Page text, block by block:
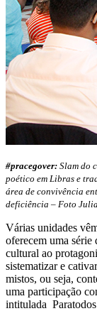
#pracegover: Slam do
poético em Libras e
área de convivência
deficiência – Foto
Várias unidades
oferecem uma
cultural ao
sistematizar e
mistos, ou seja,
uma participação
intitulada